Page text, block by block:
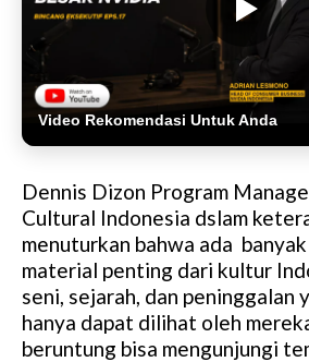
Video Rekomendasi Untuk Anda
Dennis Dizon Program
Cultural Indonesia dslam
menuturkan bahwa ada
material penting dari kultur
seni, sejarah, dan peninggalan
hanya dapat dilihat oleh
beruntung bisa mengunjungi